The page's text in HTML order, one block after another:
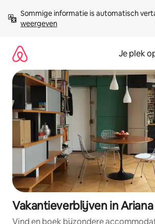
direct
naar
Sommige informatie is automatisch
weergeven
Je plek
Vakantieverblijven in Ariana
Vind en boek bijzondere